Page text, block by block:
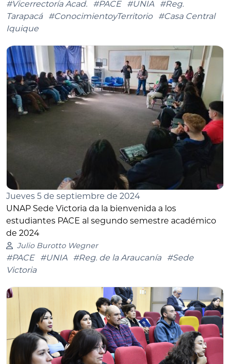
#Vicerrectoría Acad. #PACE #UNIA
#Reg.
Tarapacá
#ConocimientoyTerritorio
#Casa Central
Iquique
Jueves 5 de septiembre de 2024
UNAP Sede Victoria da la bienvenida a los
estudiantes PACE al segundo semestre académico
de 2024
Julio Burotto Wegner
#PACE #UNIA #Reg. de la Araucanía
#Sede
Victoria